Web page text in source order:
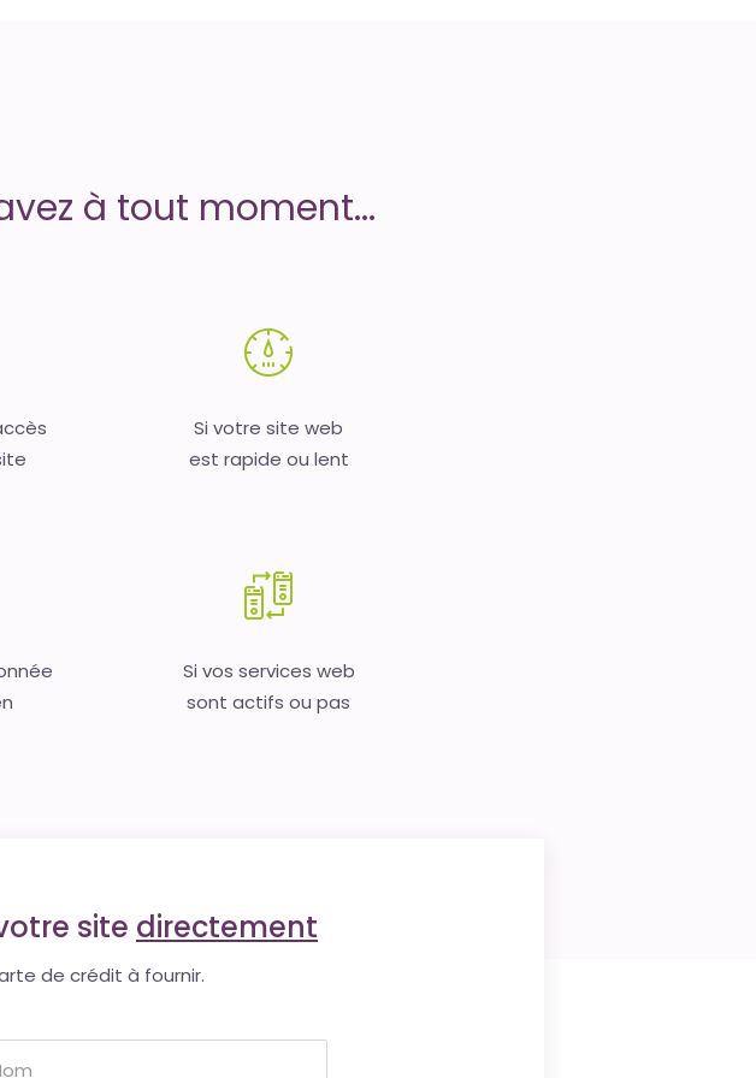
à tout moment...
Si votre site web
est rapide ou lent
Si vos services web
sont actifs ou pas
site directement
de crédit à fournir.